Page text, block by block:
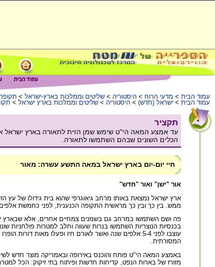
עמוד הבית > מדעי הרוח > היסטוריה > שליטים וממלכות בארץ-ישראל >
עמוד הבית > ישראל (חדש) > היסטוריה > שליטים וממלכות בארץ ישראל >
תקציר
הכלים השונים שבהם השתמשו לתאורה.
חיי יום-יום בארץ ישראל במאה התשע עשרה: מאור
אור "ישן" ואור "חדש"
ארץ ישראל נמצאת באותו מרחב גיאוגרפי שהוא בית גידולו של עץ
ממש. בין כך ובין כך מראשית התקופה הכנענית, לפני כחמשת
פה ושם השתמשו במרחב גם בשמנים צמחיים אחרים, אלא שבארץ
בכנסיות הנוצריות השתמשו בנרות שעווה וחלב למטרות
עוצבו לפני 5-4 אלפים שנה ואשר לאורם חיו ופעלו
המסורתית.
באמצע המאה הי"ט פותח והוכנס באירופה ובאמריקה מוצר חדש
מזורז של בארות הנפט, קדיחות חדשות ופיתוח בתי זיקוק: הכל